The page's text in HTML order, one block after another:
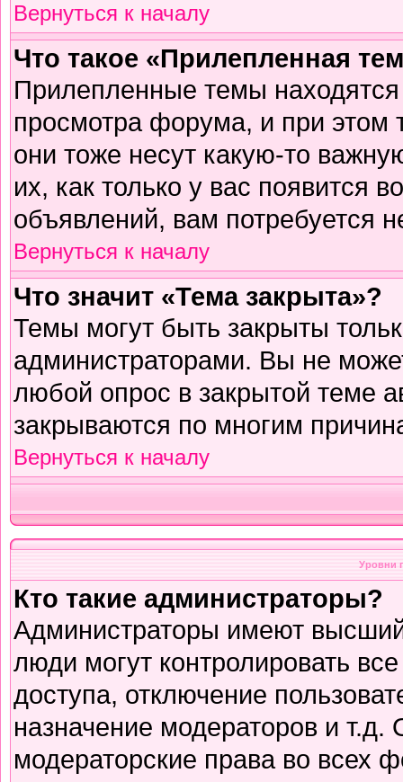
Вернуться к началу
Что такое «Прилепленная
Прилепленные темы
просмотра форума, и при этом
они тоже несут какую-то
их, как только у вас появится
объявлений, вам потребуется
Вернуться к началу
Что значит «Тема закрыта»?
Темы могут быть закрыты
администраторами. Вы не
любой опрос в закрытой теме
закрываются по многим
Вернуться к началу
Уровни
Кто такие администраторы?
Администраторы имеют
люди могут контролировать
доступа, отключение
назначение модераторов и
модераторские права во всех